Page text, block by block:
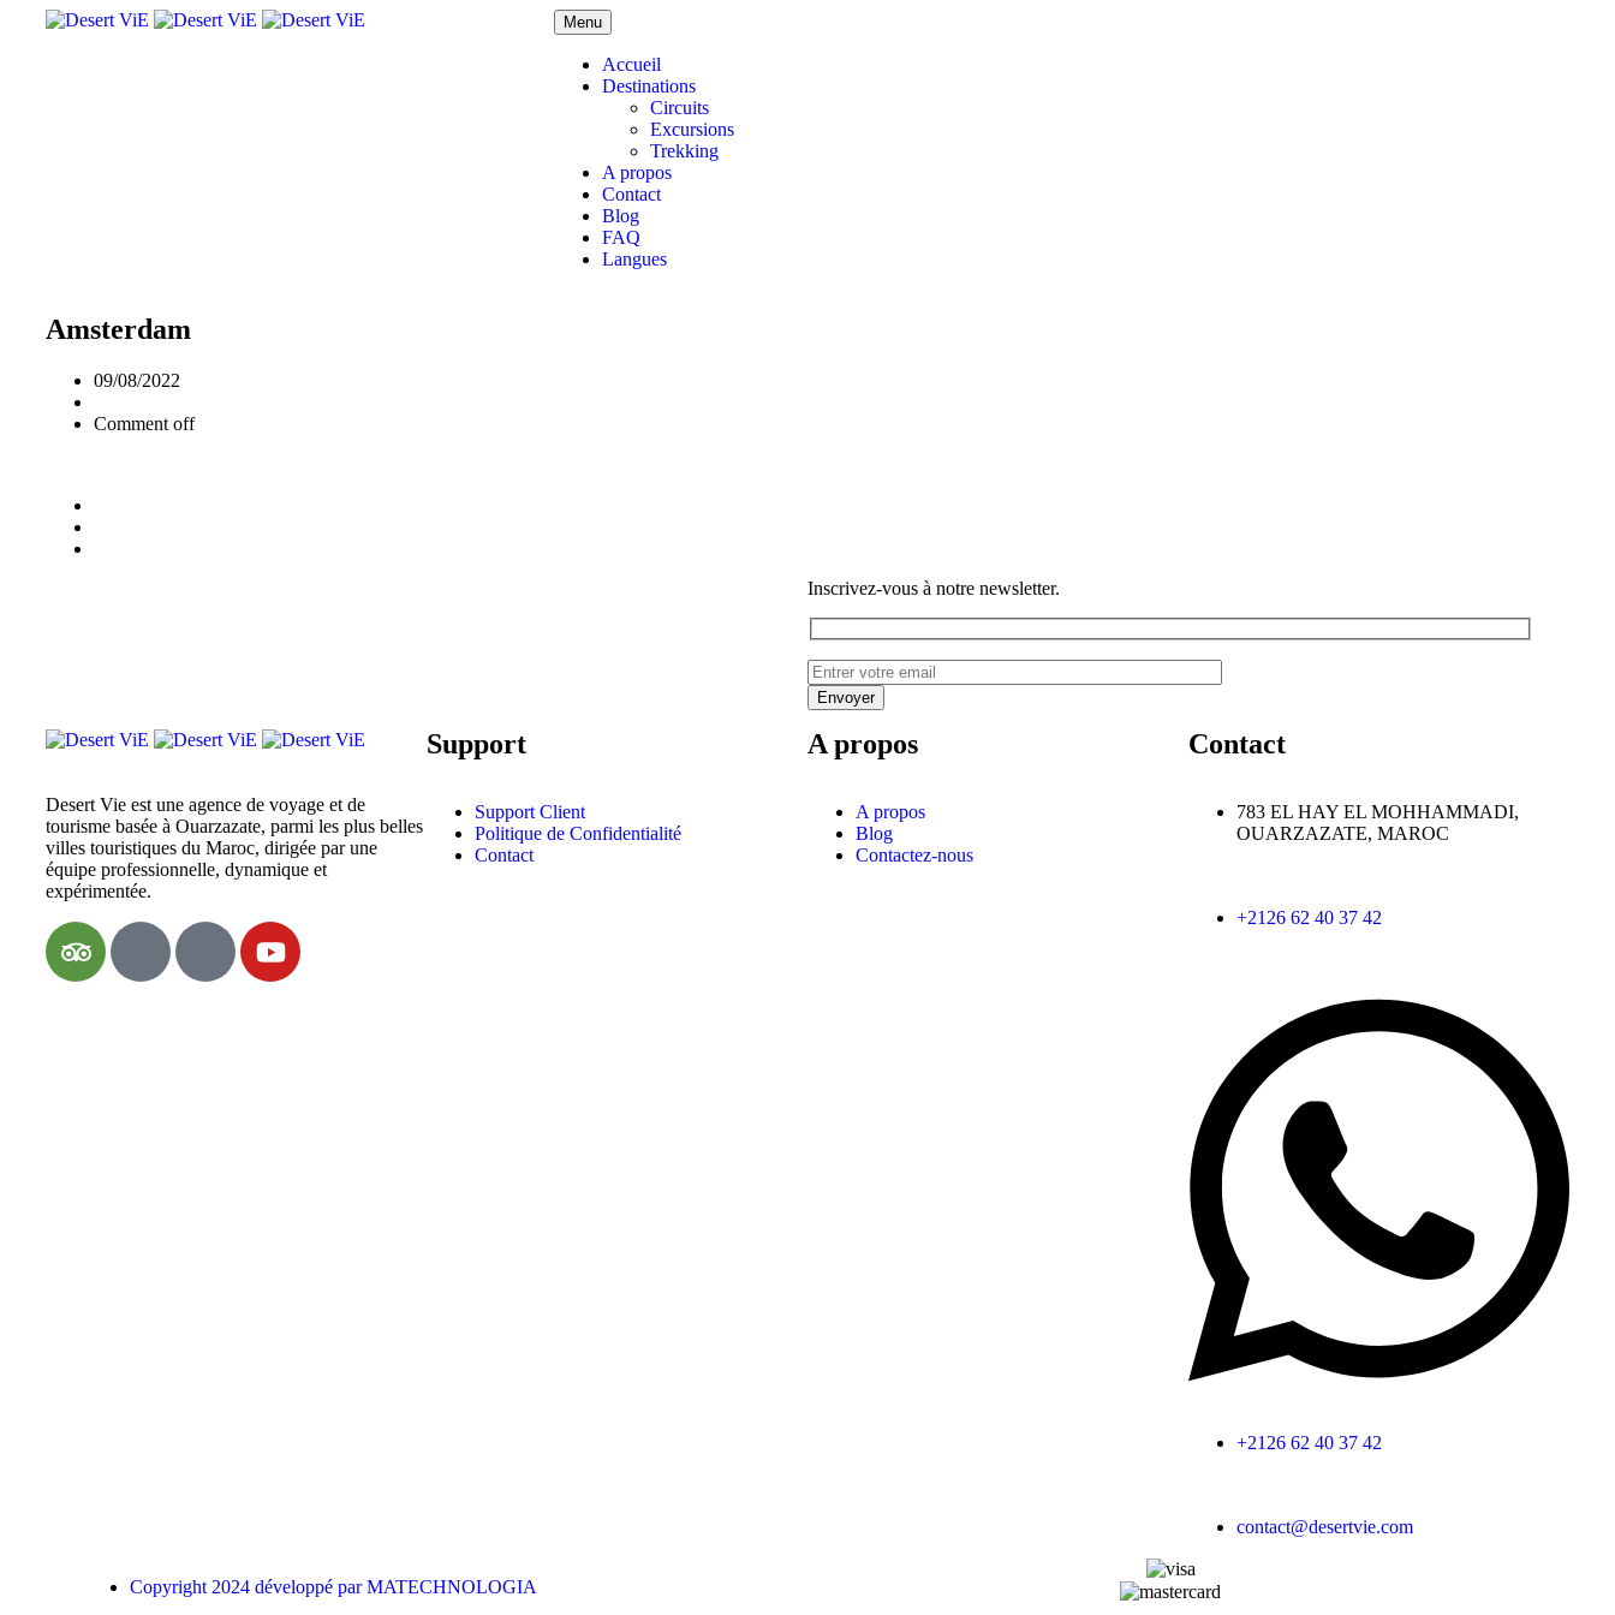
Menu
Accueil
Destinations
Circuits
Excursions
Trekking
A propos
Contact
Blog
FAQ
Langues
Amsterdam
09/08/2022
Comment off
Inscrivez-vous à notre newsletter.
Desert Vie est une agence de voyage et de
tourisme basée à Ouarzazate, parmi les plus belles
villes touristiques du Maroc, dirigée par une
équipe professionnelle, dynamique et
expérimentée.
Support
Support Client
Politique de Confidentialité
Contact
A propos
A propos
Blog
Contactez-nous
Contact
783 EL HAY EL MOHHAMMADI,
OUARZAZATE, MAROC
+2126 62 40 37 42
+2126 62 40 37 42
contact@desertvie.com
Copyright 2024 développé par MATECHNOLOGIA